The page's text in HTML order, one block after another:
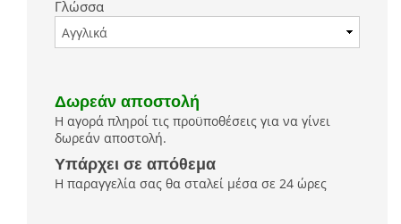
Γλώσσα
Δωρεάν αποστολή
Η αγορά πληροί τις προϋποθέσεις για να γίνει
δωρεάν αποστολή.
Υπάρχει σε απόθεμα
Η παραγγελία σας θα σταλεί μέσα σε 24 ώρες